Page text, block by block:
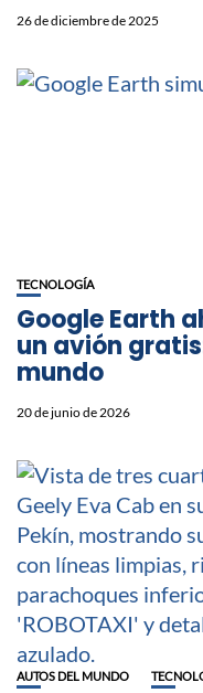
26 de diciembre de 2025
TECNOLOGÍA
Google Earth
un avión
mundo
20 de junio de 2026
AUTOS DEL MUNDO